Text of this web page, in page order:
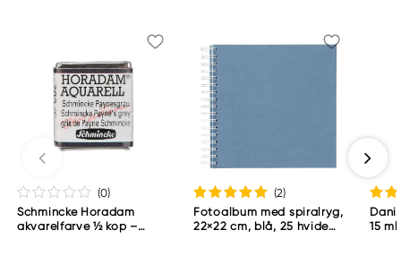
(0)
Schmincke Horadam
akvarelfarve ½ kop –
(2)
Fotoalbum med spiralryg,
22×22 cm, blå, 25 hvide
15